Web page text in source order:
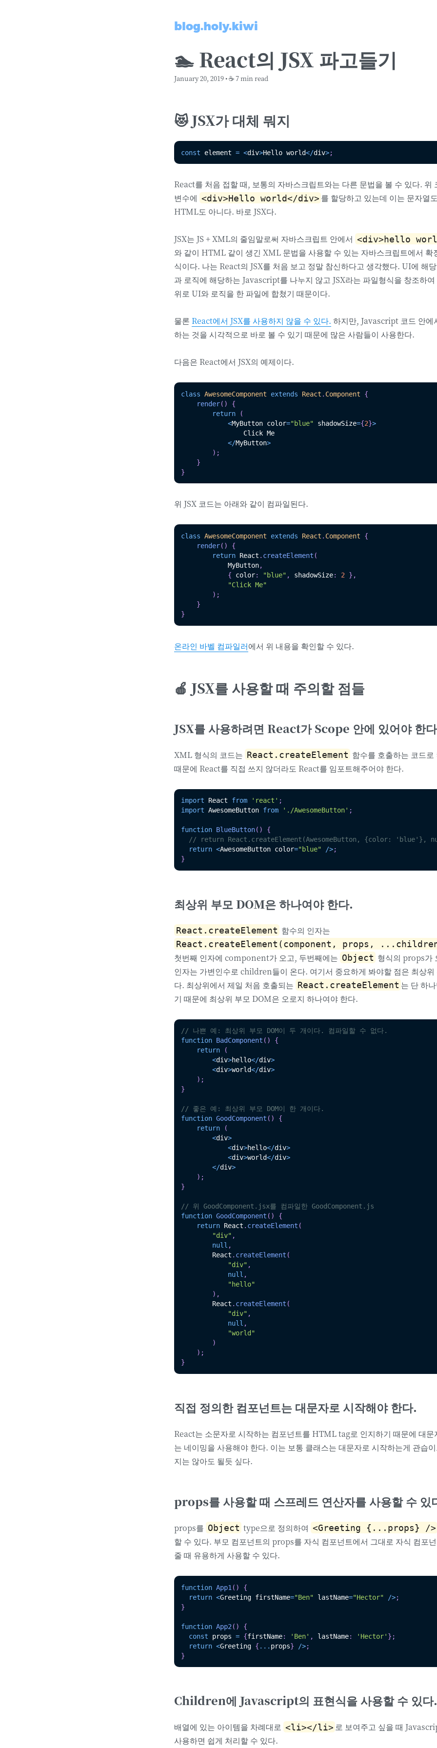
blog.holy.kiwi
🏊 React의 JSX 파고들기
January 20, 2019• ☕️ 7 min read
😻 JSX가 대체 뭐지
const element = <div>Hello world</div>;
React를 처음 접할 때, 보통의 자바스크립트와는 다른 문법을 볼 수 있다. 위
변수에 <div>Hello world</div> 를 할당하고 있는데 이는 문자열
HTML도 아니다. 바로 JSX다.
JSX는 JS + XML의 줄임말로써 자바스크립트 안에서 <div>hello
와 같이 HTML 같이 생긴 XML 문법을 사용할 수 있는 자바스크립트에서 확
식이다. 나는 React의 JSX를 처음 보고 정말 참신하다고 생각했다. UI에 해
과 로직에 해당하는 Javascript를 나누지 않고 JSX라는 파일형식을 창조하
위로 UI와 로직을 한 파일에 합쳤기 때문이다.
물론 React에서 JSX를 사용하지 않을 수 있다. 하지만, Javascript 코드 안에
하는 것을 시각적으로 바로 볼 수 있기 때문에 많은 사람들이 사용한다.
다음은 React에서 JSX의 예제이다.
class AwesomeComponent extends React . Component
{
render( )
{
return
(
<MyButton color="blue" shadowSize={2}>
                Click Me
</MyButton>
) ;
}
}
위 JSX 코드는 아래와 같이 컴파일된다.
class AwesomeComponent extends React . Component
{
render( )
{
return React . createElement (
            MyButton
,
{ color: "blue" , shadowSize: 2 } ,
"Click Me"
) ;
}
}
온라인 바벨 컴파일러에서 위 내용을 확인할 수 있다.
🍎 JSX를 사용할 때 주의할 점들
JSX를 사용하려면 React가 Scope 안에 있어야 한
XML 형식의 코드는 React.createElement 함수를 호출하는 코드로
때문에 React를 직접 쓰지 않더라도 React를 임포트해주어야 한다.
import React from 'react' ;
import AwesomeButton from './AwesomeButton' ;
function BlueButton( )
{
// return React.createElement(AwesomeButton, {color: 'blue'},
return <AwesomeButton color="blue" />;
}
최상위 부모 DOM은 하나여야 한다.
React.createElement 함수의 인자는
React.createElement(component, props,
첫번째 인자에 component가 오고, 두번째에는 Object 형식의 props가
인자는 가변인수로 children들이 온다. 여기서 중요하게 봐야할 점은 최상
다. 최상위에서 제일 처음 호출되는 React.createElement 는 단 하
기 때문에 최상위 부모 DOM은 오로지 하나여야 한다.
// 나쁜 예: 최상위 부모 DOM이 두 개이다. 컴파일할 수 없다.
function BadComponent ( )
{
return
(
<div>hello</div>
<div>world</div>
) ;
}
// 좋은 예: 최상위 부모 DOM이 한 개이다.
function GoodComponent ( )
{
return
(
<div>
<div>hello</div>
<div>world</div>
</div>
) ;
}
// 위 GoodComponent.jsx를 컴파일한 GoodComponent.js
function GoodComponent ( )
{
return React . createElement (
"div" ,
null ,
        React
. createElement (
"div" ,
null ,
"hello"
) ,
        React
. createElement (
"div" ,
null ,
"world"
)
) ;
}
직접 정의한 컴포넌트는 대문자로 시작해야 한다.
React는 소문자로 시작하는 컴포넌트를 HTML tag로 인지하기 때문에 대문
는 네이밍을 사용해야 한다. 이는 보통 클래스는 대문자로 시작하는게 관습
지는 않아도 될듯 싶다.
props를 사용할 때 스프레드 연산자를 사용할 수 있
props를 Object type으로 정의하여 <Greeting {...props} />
할 수 있다. 부모 컴포넌트의 props를 자식 컴포넌트에서 그대로 자식 컴포
줄 때 유용하게 사용할 수 있다.
function App1 ( )
{
return <Greeting firstName="Ben" lastName="Hector" />;
}
function App2 ( )
{
const props = {firstName: 'Ben' , lastName: 'Hector' } ;
return <Greeting { ... props} />;
}
Children에 Javascript의 표현식을 사용할 수 있다.
배열에 있는 아이템을 차례대로 <li></li> 로 보여주고 싶을 때
사용하면 쉽게 처리할 수 있다.